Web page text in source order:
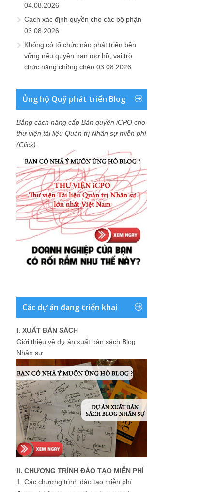
04.08.2026
Cách xác định quyền cho các bộ phận
03.08.2026
Không có tổ chức nào phát triển bền
vững nếu quyền hạn mơ hồ, vai trò
chức năng chồng chéo 03.08.2026
Ủng hộ Quỹ phát triển Blog
Bằng cách nâng cấp Bản quyền iCPO cho
thư viện tài liệu Quản trị Nhân sự miễn phí
(Click)
Các dự án đang triển khai
I. XUẤT BẢN SÁCH
Giới thiệu về dự án xuất bản sách Blog
Nhân sự
II. CHƯƠNG TRÌNH ĐÀO TẠO MIỄN PHÍ
1. Các chương trình đào tạo miễn phí